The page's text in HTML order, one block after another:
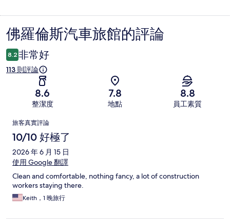
評
論
佛羅倫斯汽車旅館的評論
8.2 非常好
113 則評論
8.6
整潔度
7.8
地點
8.8
員工素質
評
論
旅客真實評論
10/10 好極了
2026 年 6 月 15 日
使用 Google 翻譯
Clean and comfortable, nothing fancy, a lot of construction
workers staying there.
Keith，1 晚旅行